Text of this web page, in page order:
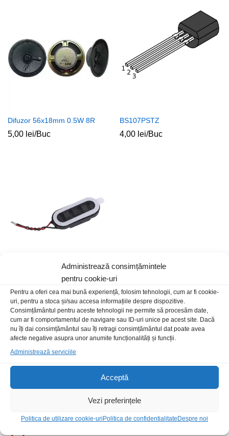
Administrează consimțămintele
pentru cookie-uri
Pentru a oferi cea mai bună experiență, folosim tehnologii, cum ar fi cookie-
uri, pentru a stoca și/sau accesa informațiile despre dispozitive.
Consimțământul pentru aceste tehnologii ne permite să procesăm date,
cum ar fi comportamentul de navigare sau ID-uri unice pe acest site. Dacă
nu îți dai consimțământul sau îți retragi consimțământul dat poate avea
afecte negative asupra unor anumite funcționalități și funcții.
Administrează serviciile
Acceptă
Vezi preferințele
Politica de utilizare cookie-uri Politica de confidentialitate Despre noi
Difuzor 56x18mm 0.5W 8R
5,00 lei/Buc
BS107PSTZ
4,00 lei/Buc
Difuzor 22x9x4mm LD-SP-
2209 0.5W 8R
12,00lei /Buc